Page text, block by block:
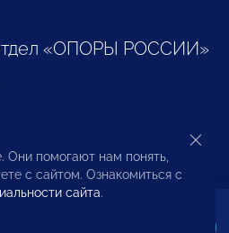
«ОПОРЫ РОССИИ»
предпринимателей и
Они помогают нам понять,
с сайтом. Ознакомиться с
сайта.